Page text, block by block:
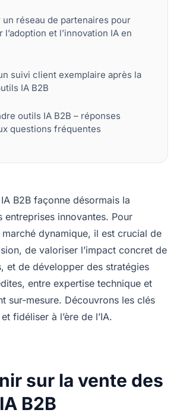
un réseau de partenaires pour
et l’innovation IA en
suivi client exemplaire après la
IA B2B
outils IA B2B – réponses
questions fréquentes
B2B façonne désormais la
entreprises innovantes. Pour
marché dynamique, il est crucial de
de valoriser l’impact concret de
et de développer des stratégies
entre expertise technique et
sur-mesure. Découvrons les clés
fidéliser à l’ère de l’IA.
sur la vente des
B2B